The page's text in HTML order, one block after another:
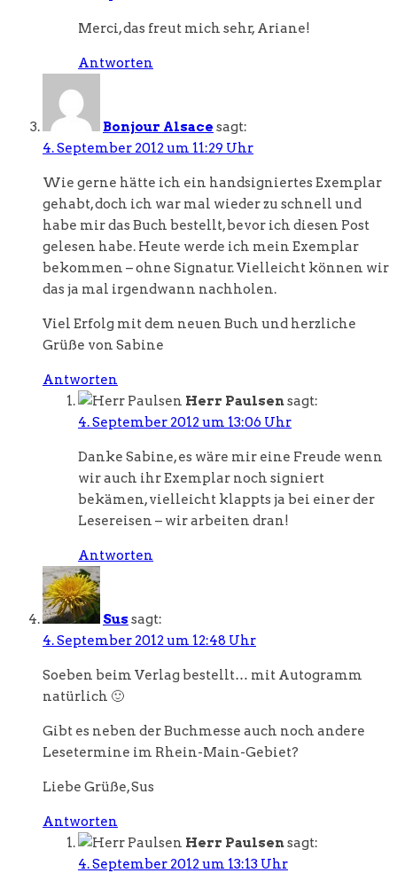
Merci, das freut mich sehr, Ariane!
Antworten
Bonjour Alsace sagt:
4. September 2012 um 11:29 Uhr
Wie gerne hätte ich ein handsigniertes Exemplar
gehabt, doch ich war mal wieder zu schnell und
habe mir das Buch bestellt, bevor ich diesen Post
gelesen habe. Heute werde ich mein Exemplar
bekommen – ohne Signatur. Vielleicht können wir
das ja mal irgendwann nachholen.
Viel Erfolg mit dem neuen Buch und herzliche
Grüße von Sabine
Antworten
Herr Paulsensagt:
4. September 2012 um 13:06 Uhr
Danke Sabine, es wäre mir eine Freude wenn
wir auch ihr Exemplar noch signiert
bekämen, vielleicht klappts ja bei einer der
Lesereisen – wir arbeiten dran!
Antworten
Sus sagt:
4. September 2012 um 12:48 Uhr
Soeben beim Verlag bestellt… mit Autogramm
natürlich 🙂
Gibt es neben der Buchmesse auch noch andere
Lesetermine im Rhein-Main-Gebiet?
Liebe Grüße, Sus
Antworten
Herr Paulsensagt:
4. September 2012 um 13:13 Uhr